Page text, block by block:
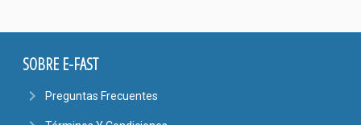
SOBRE E-FAST
navigate_next Preguntas Frecuentes